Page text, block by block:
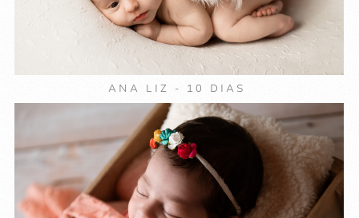
ANA LIZ - 10 DIAS